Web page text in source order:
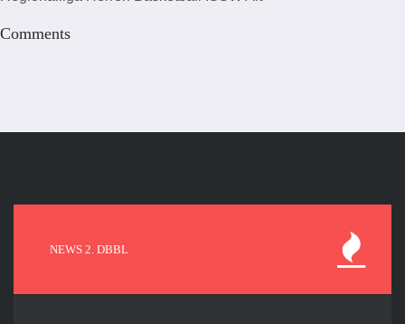
Comments
NEWS 2. DBBL